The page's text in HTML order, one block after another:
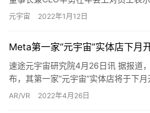
服务行业及云计算行业两项基本业务
元宇宙 2022年1月12日
Meta第一家“元宇宙”实体店下月
速途元宇宙研究院4月26日讯 据报道
布，其第一家“元宇宙”实体店将于下
和购买虚拟现实（VR）头显和其他设
AR/VR 2022年4月26日